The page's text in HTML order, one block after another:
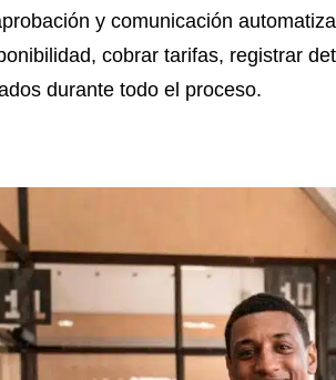
y comunicación
cobrar tarifas, registrar
durante todo el proceso.